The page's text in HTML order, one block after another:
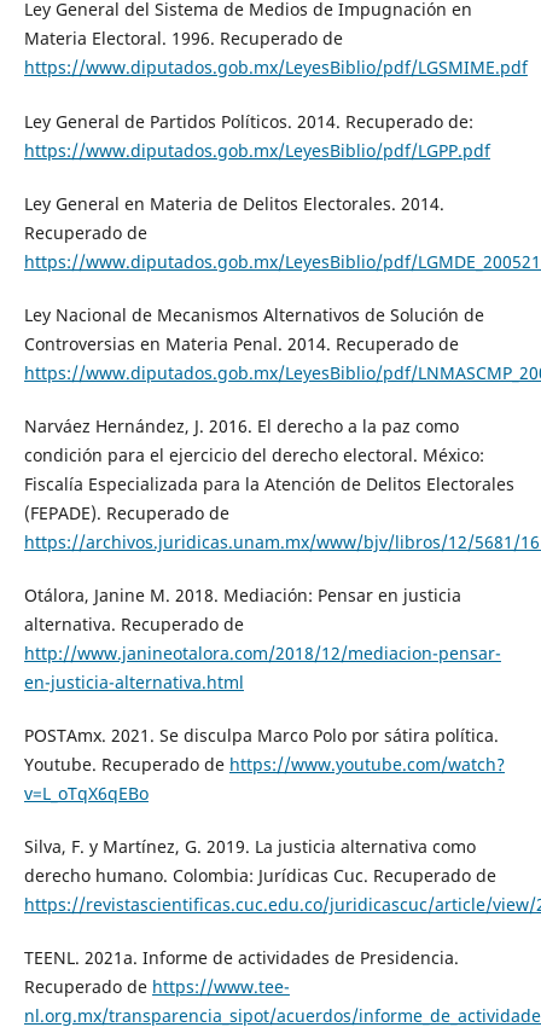
Ley General del Sistema de Medios de Impugnación en
Materia Electoral. 1996. Recuperado de
https://www.diputados.gob.mx/LeyesBiblio/pdf/LGSMIME.pdf
Ley General de Partidos Políticos. 2014. Recuperado de:
https://www.diputados.gob.mx/LeyesBiblio/pdf/LGPP.pdf
Ley General en Materia de Delitos Electorales. 2014.
Recuperado de
https://www.diputados.gob.mx/LeyesBiblio/pdf/
Ley Nacional de Mecanismos Alternativos de Solución de
Controversias en Materia Penal. 2014. Recuperado de
https://www.diputados.gob.mx/LeyesBiblio/pdf/
Narváez Hernández, J. 2016. El derecho a la paz como
condición para el ejercicio del derecho electoral. México:
Fiscalía Especializada para la Atención de Delitos Electorales
(FEPADE). Recuperado de
https://archivos.juridicas.unam.mx/www/bjv/libros/12/5681/
Otálora, Janine M. 2018. Mediación: Pensar en justicia
alternativa. Recuperado de
http://www.janineotalora.com/2018/12/mediacion-pensar-
en-justicia-alternativa.html
POSTAmx. 2021. Se disculpa Marco Polo por sátira política.
Youtube. Recuperado de https://www.youtube.com/watch?
v=L_oTqX6qEBo
Silva, F. y Martínez, G. 2019. La justicia alternativa como
derecho humano. Colombia: Jurídicas Cuc. Recuperado de
https://revistascientificas.cuc.edu.co/juridicascuc/article/view/
TEENL. 2021a. Informe de actividades de Presidencia.
Recuperado de https://www.tee-
nl.org.mx/transparencia_sipot/acuerdos/